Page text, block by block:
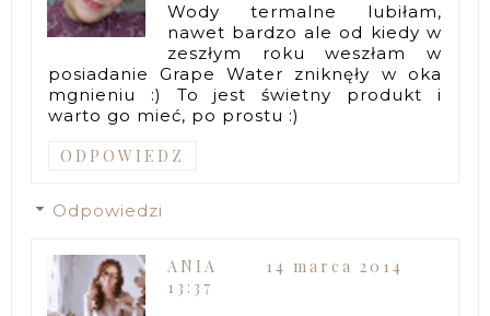
Wody termalne lubiłam,
nawet bardzo ale od kiedy w
zeszłym roku weszłam w
posiadanie Grape Water zniknęły w oka
mgnieniu :) To jest świetny produkt i
warto go mieć, po prostu :)
ODPOWIEDZ
Odpowiedzi
ANIA
14 marca 2014
13:37